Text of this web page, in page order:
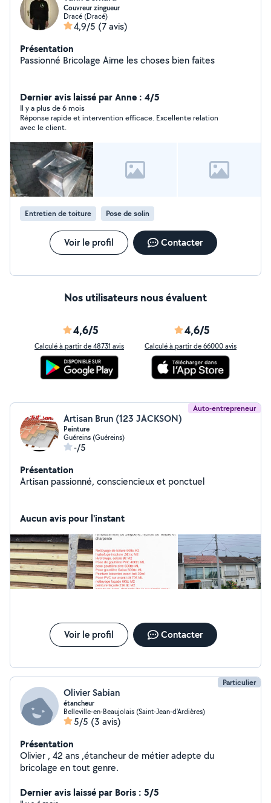
Couvreur zingueur
Dracé (Dracé)
4,9/5 (7 avis)
Présentation
Passionné Bricolage Aime les choses bien faites
Dernier avis laissé par Anne : 4/5
Il y a plus de 6 mois
Réponse rapide et intervention efficace. Excellente relation
avec le client.
Entretien de toiture Pose de solin
Voir le profil Contacter
Nos utilisateurs nous évaluent
4,6/5
Calculé à partir de 48731 avis
4,6/5
Calculé à partir de 66000 avis
Auto-entrepreneur
Artisan Brun (123 JACKSON)
Peinture
Guéreins (Guéreins)
-/5
Présentation
Artisan passionné, consciencieux et ponctuel
Aucun avis pour l'instant
Voir le profil Contacter
Particulier
Olivier Sabian
étancheur
Belleville-en-Beaujolais (Saint-Jean-d'Ardières)
5/5 (3 avis)
Présentation
Olivier , 42 ans ,étancheur de métier adepte du
bricolage en tout genre.
Dernier avis laissé par Boris : 5/5